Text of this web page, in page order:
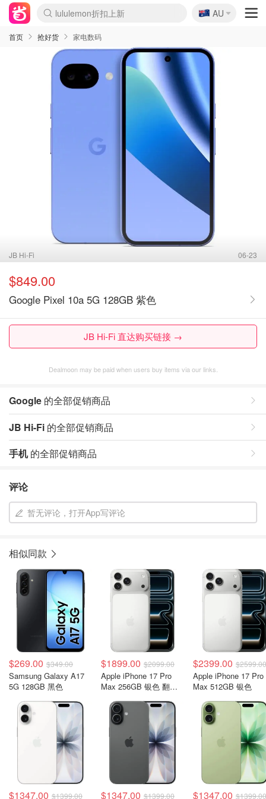
lululemon折扣上新
Sasa美妆护肤3.5折
SSENSE年中3折
FreshBeauty好价汇总
Cettire降价+叠9折
WWS Coles超市实拍
viagogo二手票捡漏
Myer超级周末1折
The Outnet奢牌1折起
David Jones 3折起
Flannels大牌1折
Perfumes Club护肤1折
AMIRO返校季6.2折
Amazon折扣汇总
eToro入金$200送$50
Amazon数码好物
ICONIC本周7.5折
ThedoubleF高奢地板价
Moose Knuckles 6折
丝芙兰5折起
EUFY官网3.7折起
Selenichast首饰2折
Trip机票酒店促销
YSL送5件彩妆礼
Amazon家居好物
Amazon美妆护肤
雅漾大喷$8
过敏原检测盒$33
伊索独家赠50ml沐浴露
科颜氏清仓3折
SEALIFE海洋馆门票6折
丝塔芙大白罐$16
订阅Newsletter送香薰
Cult Beauty 6.8折
Harrods圣诞日历2.3折
LN-CC奢牌私促3折
d'Alba空姐喷雾$16
EVE LOM套装逆天2折
Bernardelli独家4折
Adore Beauty 6折起
CT圣诞日历
Mytheresa奢品2.7折
Luxury Escapes 9折
Currentbody美容仪9折
MOON Garden Live
Roborock扫地机3.7折
Tingo Life水杯$24
Valentino官网5折
CR洗发护发6.3折
修丽可套装7.4折
Myer彩妆2件7折
GANNI官网4.5折
Stylevana韩妆4折
Tessabit高奢8.5折
OGX洗护4折
Amazon阿德莱德次日达
卡诗8.5折+赠礼
Philips Hue灯具8折
🇦🇺
AU
首页 抢好货 家电数码
JB Hi-Fi 06-23
$849.00
Google Pixel 10a 5G 128GB 紫色
JB Hi-Fi 直达购买链接 →
Dealmoon may be paid when users buy items via our links.
Google 的全部促销商品
JB Hi-Fi 的全部促销商品
手机的全部促销商品
评论
暂无评论，打开App写评论
相似同款
$269.00 $349.00
Samsung Galaxy A17
5G 128GB 黑色
$1899.00 $2099.00
Apple iPhone 17 Pro
Max 256GB 银色 翻新
$2399.00 $2599.00
Apple iPhone 17 Pro
Max 512GB 银色
$1347.00 $1399.00 $1347.00 $1399.00 $1347.00 $1399.00